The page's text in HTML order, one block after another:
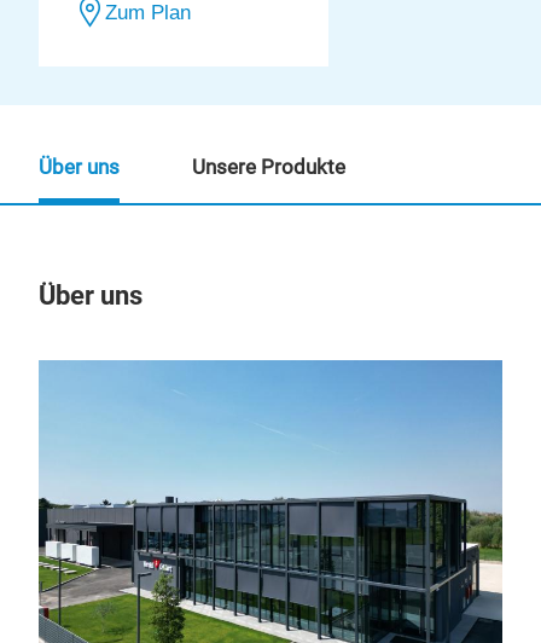
Zum Plan
Über uns
Über uns Unsere Produkte